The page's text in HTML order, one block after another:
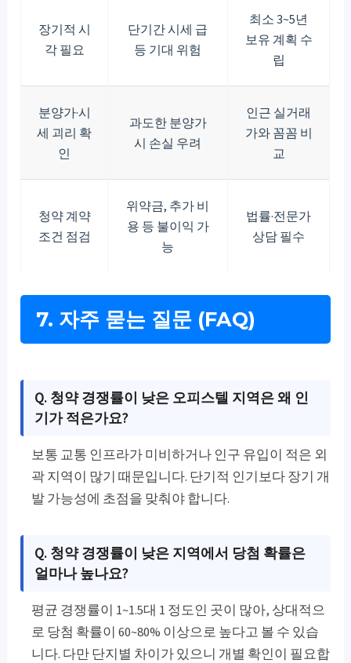
장기적 시
각 필요
단기간 시세 급
등 기대 위험
최소 3~5년
보유 계획 수
립
분양가·시
세 괴리 확
인
과도한 분양가
시 손실 우려
인근 실거래
가와 꼼꼼 비
교
청약 계약
조건 점검
위약금, 추가 비
용 등 불이익 가
능
법률·전문가
상담 필수
7. 자주 묻는 질문 (FAQ)
Q. 청약 경쟁률이 낮은 오피스텔 지역은 왜 인
기가 적은가요?
보통 교통 인프라가 미비하거나 인구 유입이 적은 외
곽 지역이 많기 때문입니다. 단기적 인기보다 장기 개
발 가능성에 초점을 맞춰야 합니다.
Q. 청약 경쟁률이 낮은 지역에서 당첨 확률은
얼마나 높나요?
평균 경쟁률이 1~1.5대 1 정도인 곳이 많아, 상대적으
로 당첨 확률이 60~80% 이상으로 높다고 볼 수 있습
니다. 다만 단지별 차이가 있으니 개별 확인이 필요합